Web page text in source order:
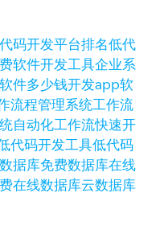
码开发平台排名低代
软件开发工具企业系
件多少钱开发app软
流程管理系统工作流
自动化工作流快速开
代码开发工具低代码
据库免费数据库在线
在线数据库云数据库